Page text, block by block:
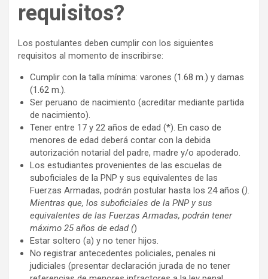
requisitos?
Los postulantes deben cumplir con los siguientes
requisitos al momento de inscribirse:
Cumplir con la talla mínima: varones (1.68 m.) y damas
(1.62 m.).
Ser peruano de nacimiento (acreditar mediante partida
de nacimiento).
Tener entre 17 y 22 años de edad (*). En caso de
menores de edad deberá contar con la debida
autorización notarial del padre, madre y/o apoderado.
Los estudiantes provenientes de las escuelas de
suboficiales de la PNP y sus equivalentes de las
Fuerzas Armadas, podrán postular hasta los 24 años ().
Mientras que, los suboficiales de la PNP y sus
equivalentes de las Fuerzas Armadas, podrán tener
máximo 25 años de edad ()
Estar soltero (a) y no tener hijos.
No registrar antecedentes policiales, penales ni
judiciales (presentar declaración jurada de no tener